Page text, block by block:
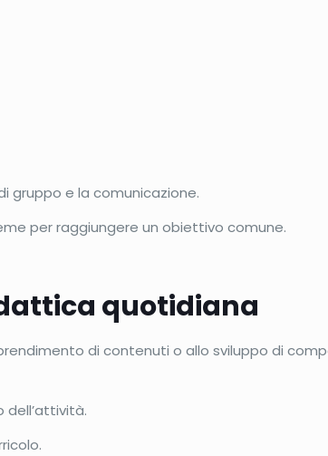
gruppo e la comunicazione.
per raggiungere un obiettivo comune.
quotidiana
di contenuti o allo sviluppo di
dell’attività.